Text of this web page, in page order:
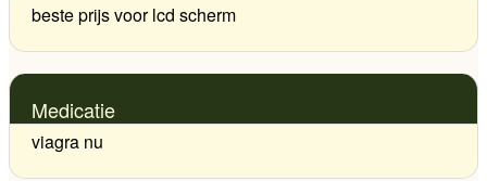
beste prijs voor lcd scherm
Medicatie
viagra nu